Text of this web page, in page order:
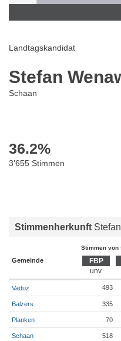
Landtagskandidat
Stefan
Schaan
36.2%
3’655 Stimmen
Stimmenherkunft
Stimmen von
Gemeinde FBP
Vaduz 493
Balzers 335
Planken 70
Schaan 518